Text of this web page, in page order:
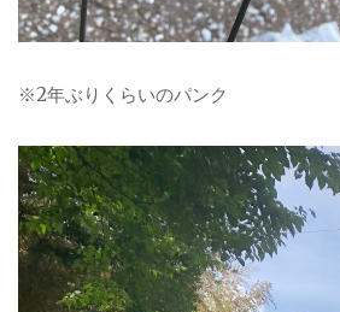
※2年ぶりくらいのパンク